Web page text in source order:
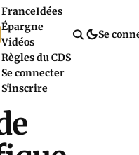
FranceIdées
Épargne
Vidéos
Règles du CDS
Se connecter
S'inscrire
Se